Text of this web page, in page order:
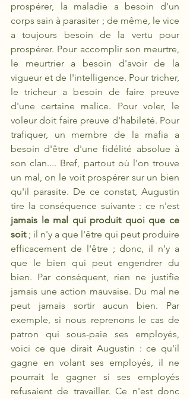
prospérer, la maladie a besoin d'un
corps sain à parasiter ; de même, le vice
a toujours besoin de la vertu pour
prospérer. Pour accomplir son meurtre,
le meurtrier a besoin d'avoir de la
vigueur et de l'intelligence. Pour tricher,
le tricheur a besoin de faire preuve
d'une certaine malice. Pour voler, le
voleur doit faire preuve d'habileté. Pour
trafiquer, un membre de la mafia a
besoin d'être d'une fidélité absolue à
son clan.... Bref, partout où l'on trouve
un mal, on le voit prospérer sur un bien
qu'il parasite. De ce constat, Augustin
jamais le mal qui produit quoi que ce
soit ; il n'y a que l'être qui peut produire
efficacement de l'être ; donc, il n'y a
que le bien qui peut engendrer du
bien. Par conséquent, rien ne justifie
jamais une action mauvaise. Du mal ne
peut jamais sortir aucun bien. Par
exemple, si nous reprenons le cas de
patron qui sous-paie ses employés,
voici ce que dirait Augustin : ce qu'il
gagne en volant ses employés, il ne
pourrait le gagner si ses employés
refusaient de travailler. Ce n'est donc